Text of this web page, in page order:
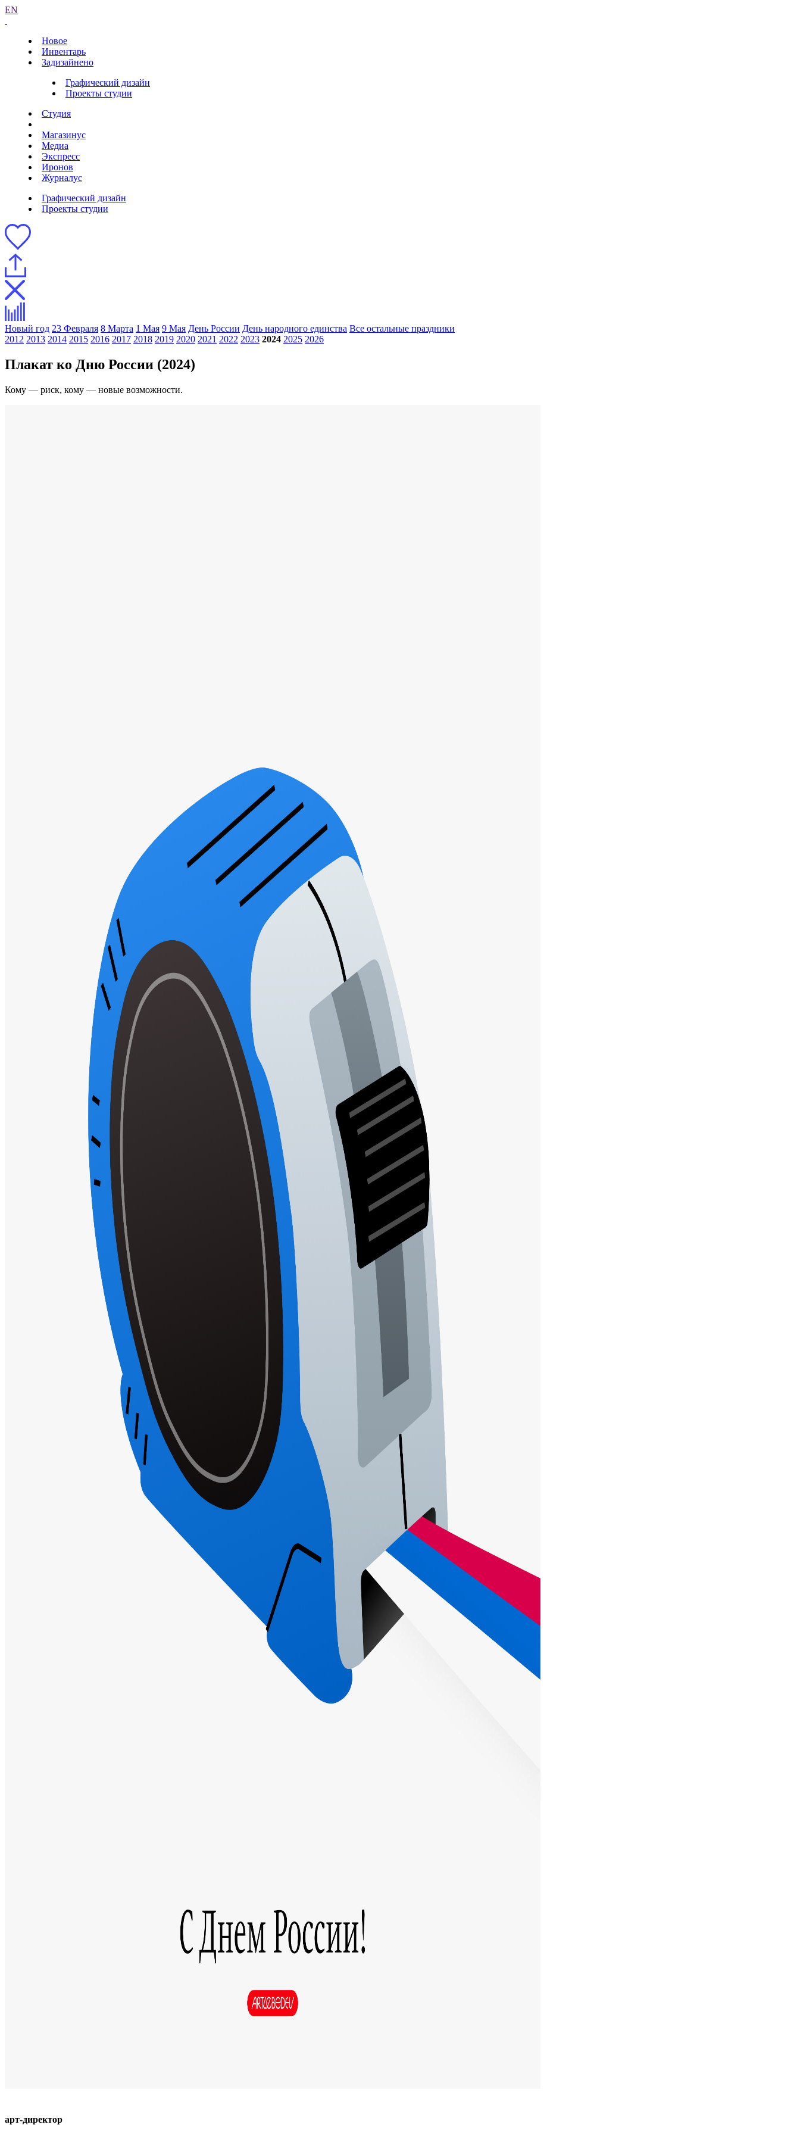
EN
Новое
Инвентарь
Задизайнено
Графический дизайн
Проекты студии
Студия
Магазинус
Медиа
Экспресс
Иронов
Журналус
Графический дизайн
Проекты студии
Новый год 23 Февраля 8 Марта 1 Мая 9 Мая День России День народного единства Все остальные праздники
2012 2013 2014 2015 2016 2017 2018 2019 2020 2021 2022 2023 2024 2025 2026
Плакат ко Дню России (2024)
Кому — риск, кому — новые возможности.
арт-директор